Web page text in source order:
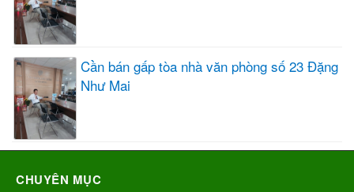
Cần bán gấp tòa nhà văn phòng số 23 Đặng
Như Mai
CHUYÊN MỤC